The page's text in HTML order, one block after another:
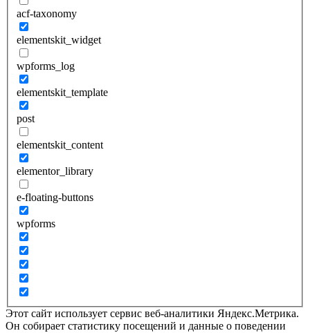
acf-taxonomy
elementskit_widget
wpforms_log
elementskit_template
post
elementskit_content
elementor_library
e-floating-buttons
wpforms
Этот сайт использует сервис веб-аналитики Яндекс.Метрика.
Он собирает статистику посещений и данные о поведении